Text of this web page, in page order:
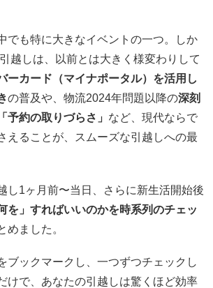
でも特に大きなイベントの一つ。しか
越しは、以前とは大きく様変わりして
ーカード（マイナポータル）を活用し
の普及や、物流2024年問題以降の深刻
予約の取りづらさ」 など、現代ならで
えることが、スムーズな引越しへの最
し1ヶ月前〜当日、さらに新生活開始後
を」すればいいのかを時系列のチェッ
めました。
ブックマークし、一つずつチェックし
けで、あなたの引越しは驚くほど効率